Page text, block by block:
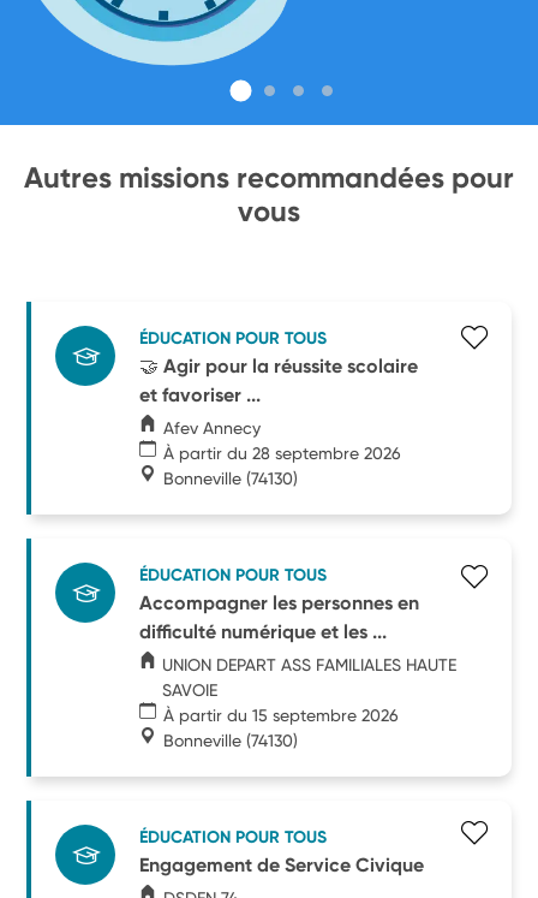
Autres missions recommandées pour
vous
ÉDUCATION POUR TOUS
🤝 Agir pour la réussite scolaire
et favoriser ...
Afev Annecy
À partir du 28 septembre 2026
Bonneville (74130)
ÉDUCATION POUR TOUS
Accompagner les personnes en
difficulté numérique et les ...
UNION DEPART ASS FAMILIALES HAUTE
SAVOIE
À partir du 15 septembre 2026
Bonneville (74130)
ÉDUCATION POUR TOUS
Engagement de Service Civique